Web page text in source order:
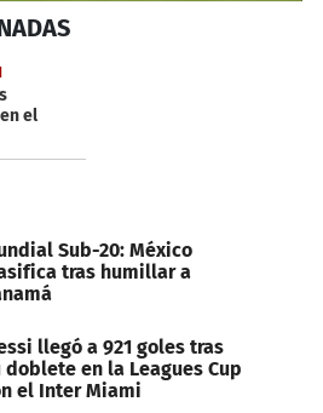
el
Sub-20: México
tras humillar a
llegó a 921 goles tras
doblete en la Leagues Cup
el Inter Miami